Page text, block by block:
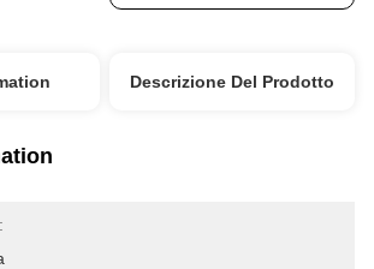
Descrizione Del Prodotto